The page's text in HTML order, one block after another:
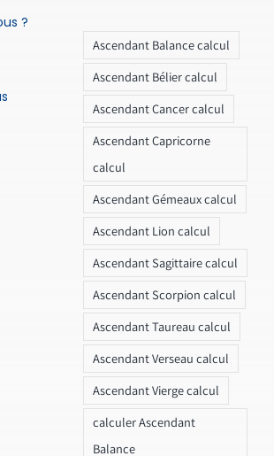
?
Ascendant Balance calcul
Ascendant Bélier calcul
Ascendant Cancer calcul
Ascendant Capricorne
calcul
Ascendant Gémeaux calcul
Ascendant Lion calcul
Ascendant Sagittaire calcul
Ascendant Scorpion calcul
Ascendant Taureau calcul
Ascendant Verseau calcul
Ascendant Vierge calcul
calculer Ascendant
Balance